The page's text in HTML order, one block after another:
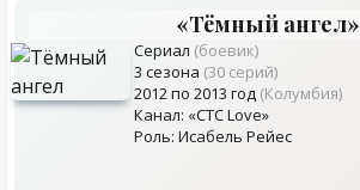
«Тёмный ангел»
Сериал (боевик)
3 сезона (30 серий)
2012 по 2013 год (Колумбия)
Канал: «CTC Love»
Роль: Исабель Рейес